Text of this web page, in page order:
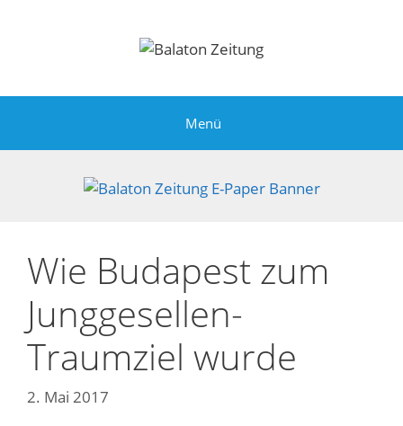
Menü
Wie Budapest zum
Junggesellen-
Traumziel wurde
2. Mai 2017